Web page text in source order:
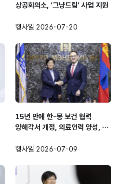
상공회의소, ‘그냥드림’ 사업 지원
행사일 2026-07-20
15년 만에 한-몽 보건 협력
양해각서 개정, 의료인력 양성, 암
행사일 2026-07-09